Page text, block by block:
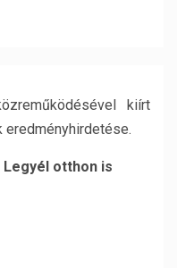
kiírt
eredményhirdetése.
Legyél otthon is